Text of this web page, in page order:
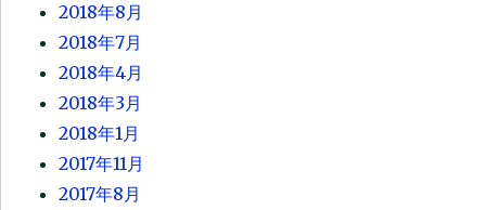
2018年8月
2018年7月
2018年4月
2018年3月
2018年1月
2017年11月
2017年8月